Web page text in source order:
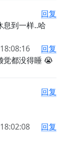
回复
息到一样..哈
回复
觉都没得睡 😭
回复
回复